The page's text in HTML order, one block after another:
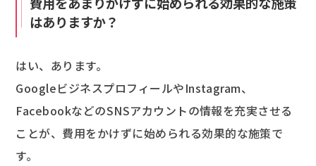
はありますか？
はい、あります。
GoogleビジネスプロフィールやInstagram、
FacebookなどのSNSアカウントの情報を充実させる
ことが、費用をかけずに始められる効果的な施策で
す。